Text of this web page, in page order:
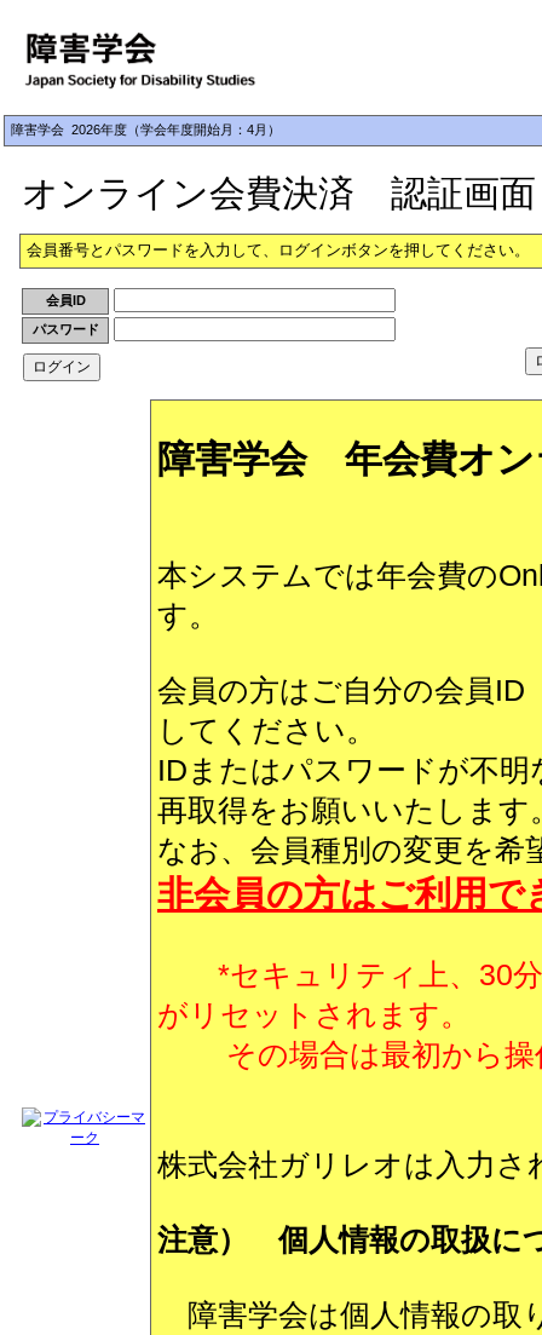
障害学会 2026年度（学会年度開始月：4月）
オンライン会費決済 認証画面
会員番号とパスワードを入力して、ログインボタンを押してください。
会員ID
パスワード
障害学会 年会費オン
本システムでは年会費の
す。
会員の方はご自分の会員
してください。
IDまたはパスワードが不
再取得をお願いいたします
なお、会員種別の変更を希
非会員の方はご利用で
*セキュリティ上、30分
がリセットされます。
その場合は最初から操
株式会社ガリレオは入力
注意） 個人情報の取扱に
障害学会は個人情報の取